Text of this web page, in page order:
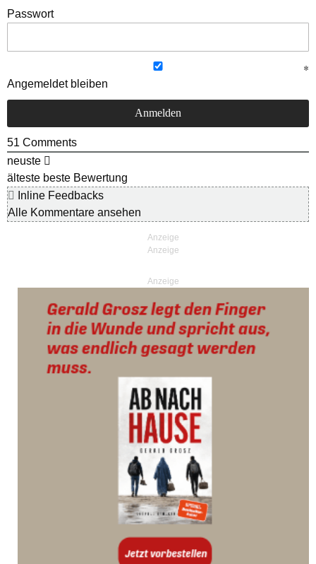
Passwort
Angemeldet bleiben
51 Comments
neuste
älteste beste Bewertung
Inline Feedbacks
Alle Kommentare ansehen
Anzeige